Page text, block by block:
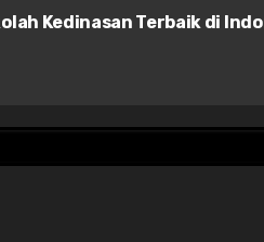
Kedinasan Terbaik di